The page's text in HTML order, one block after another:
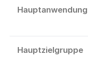
Hauptanwendung
Hauptzielgruppe